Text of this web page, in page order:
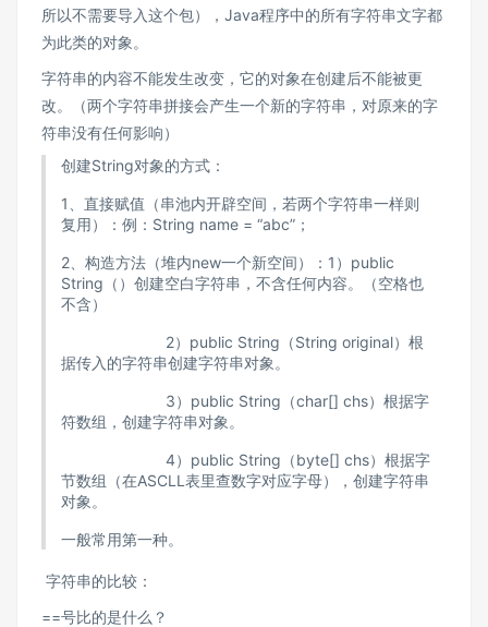
所以不需要导入这个包），Java程序中的所有字符串文字都
为此类的对象。
字符串的内容不能发生改变，它的对象在创建后不能被更
改。（两个字符串拼接会产生一个新的字符串，对原来的字
符串没有任何影响）
创建String对象的方式：
1、直接赋值（串池内开辟空间，若两个字符串一样则
复用）：例：String name = “abc”；
2、构造方法（堆内new一个新空间）：1）public
String（）创建空白字符串，不含任何内容。（空格也
不含）
2）public String（String original）根
据传入的字符串创建字符串对象。
3）public String（char[] chs）根据字
符数组，创建字符串对象。
4）public String（byte[] chs）根据字
节数组（在ASCLL表里查数字对应字母），创建字符串
对象。
一般常用第一种。
字符串的比较：
==号比的是什么？